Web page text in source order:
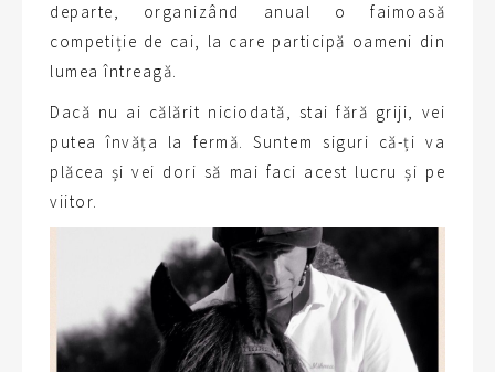
departe, organizând anual o faimoasă
competiție de cai, la care participă oameni din
lumea întreagă.
Dacă nu ai călărit niciodată, stai fără griji, vei
putea învăța la fermă. Suntem siguri că-ți va
plăcea și vei dori să mai faci acest lucru și pe
viitor.